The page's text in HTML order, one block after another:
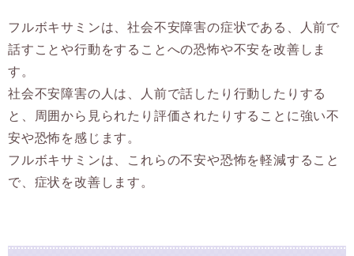
フルボキサミンは、社会不安障害の症状である、人前で
話すことや行動をすることへの恐怖や不安を改善しま
す。
社会不安障害の人は、人前で話したり行動したりする
と、周囲から見られたり評価されたりすることに強い不
安や恐怖を感じます。
フルボキサミンは、これらの不安や恐怖を軽減すること
で、症状を改善します。